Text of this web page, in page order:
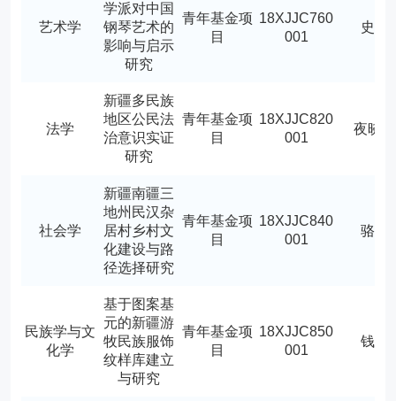
艺术学
学派对中国
钢琴艺术的
影响与启示
研究
青年基金项
目
18XJJC760
001
史玉
法学
新疆多民族
地区公民法
治意识实证
研究
青年基金项
目
18XJJC820
001
夜晓语
社会学
新疆南疆三
地州民汉杂
居村乡村文
化建设与路
径选择研究
青年基金项
目
18XJJC840
001
骆鹏
民族学与文
化学
基于图案基
元的新疆游
牧民族服饰
纹样库建立
与研究
青年基金项
目
18XJJC850
001
钱娟